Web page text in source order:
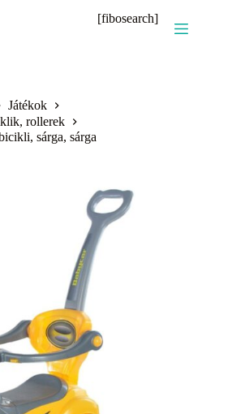
[fibosearch]
Játékok
rollerek
sárga, sárga